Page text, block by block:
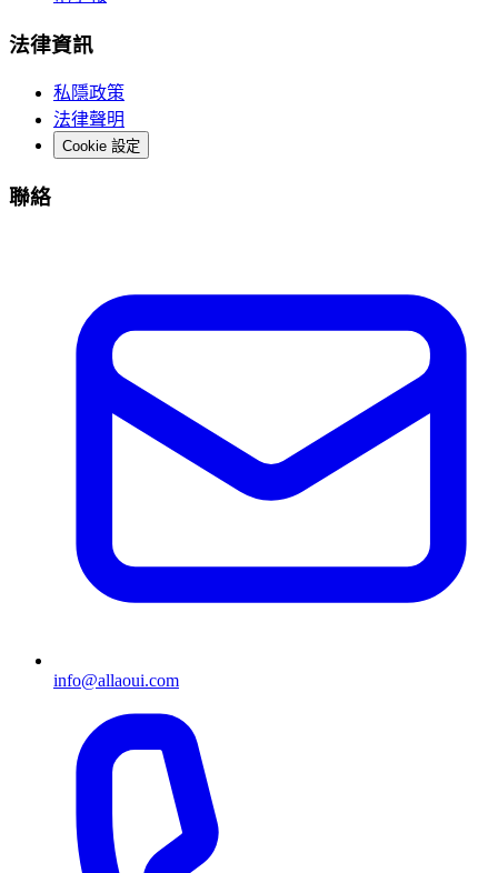
法律資訊
私隱政策
法律聲明
Cookie 設定
聯絡
info@allaoui.com